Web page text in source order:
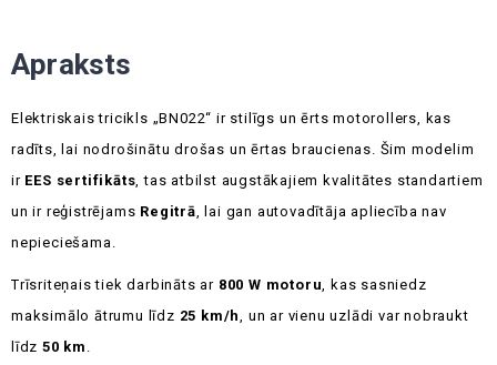
Apraksts
Elektriskais tricikls „BN022“ ir stilīgs un ērts motorollers, kas
radīts, lai nodrošinātu drošas un ērtas braucienas. Šim modelim
ir EES sertifikāts , tas atbilst augstākajiem kvalitātes standartiem
un ir reģistrējams Regitrā , lai gan autovadītāja apliecība nav
nepieciešama.
Trīsriteņais tiek darbināts ar 800 W motoru , kas sasniedz
maksimālo ātrumu līdz 25 km/h
, un ar vienu uzlādi var nobraukt
līdz 50 km